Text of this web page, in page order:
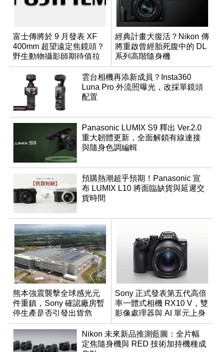
富士傳將於 9 月發表 XF
400mm 超望遠定焦鏡頭？
野生動物攝影師期待值拉
滿
經典計畫大復活？Nikon 傳
將重啟曾經胎死腹中的 DL
系列高階隨身機
雲台相機再添新成員？Insta360
Luna Pro 外流照曝光，改採單鏡頭
配置
Panasonic LUMIX S9 釋出 Ver.2.0
重大韌體更新，全面解鎖有線連接
與隨身色調編輯
預購熱潮超乎預期！Panasonic 宣
布 LUMIX L10 將面臨缺貨與延遲交
貨時間
熊本強震襲擊全球感光元
件重鎮，Sony 確認廠房暫
停生產是否引發出貨危
機？
Sony 正式發表第五代高倍
率一體式相機 RX10 V，雙
影像處理器與 AI 單元上身
Nikon 未來新品推測藍圖：全片幅
定焦隨身機與 RED 技術加持機種成